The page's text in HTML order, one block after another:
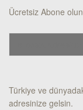
Ücretsiz Abone
Türkiye ve
adresinize gelsin.